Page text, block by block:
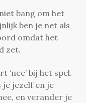
bang om het
ben je net als
omdat het
zet.
‘nee’ bij het spel.
jezelf en je
en verander je